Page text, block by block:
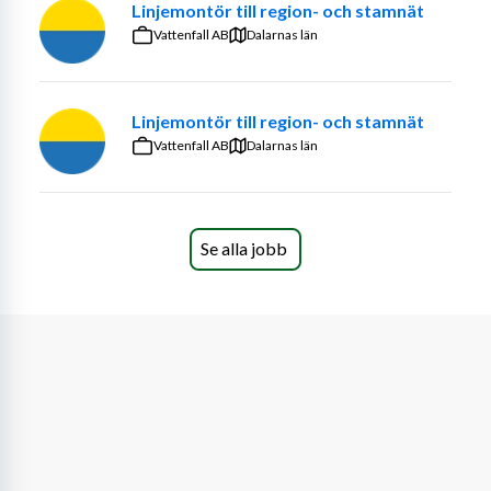
Linjemontör till region- och stamnät
Vattenfall AB Dalarnas län
Linjemontör till region- och stamnät
Vattenfall AB Dalarnas län
Se alla jobb